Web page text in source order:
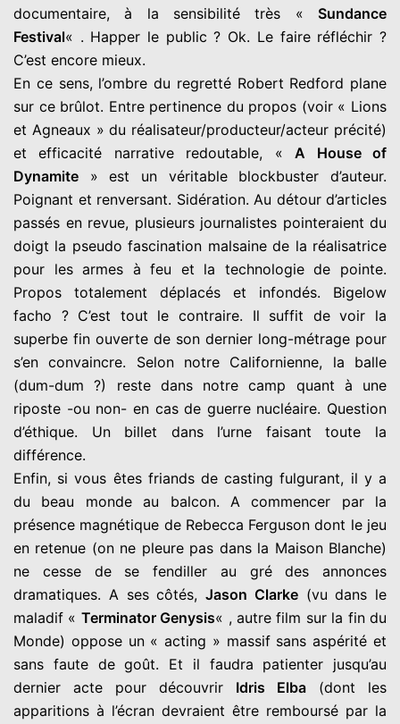
documentaire, à la sensibilité très « Sundance
Festival« . Happer le public ? Ok. Le faire réfléchir ?
C’est encore mieux.
En ce sens, l’ombre du regretté Robert Redford plane
sur ce brûlot. Entre pertinence du propos (voir « Lions
et Agneaux » du réalisateur/producteur/acteur précité)
et efficacité narrative redoutable, « A House of
Dynamite » est un véritable blockbuster d’auteur.
Poignant et renversant. Sidération. Au détour d’articles
passés en revue, plusieurs journalistes pointeraient du
doigt la pseudo fascination malsaine de la réalisatrice
pour les armes à feu et la technologie de pointe.
Propos totalement déplacés et infondés. Bigelow
facho ? C’est tout le contraire. Il suffit de voir la
superbe fin ouverte de son dernier long-métrage pour
s’en convaincre. Selon notre Californienne, la balle
(dum-dum ?) reste dans notre camp quant à une
riposte -ou non- en cas de guerre nucléaire. Question
d’éthique. Un billet dans l’urne faisant toute la
différence.
Enfin, si vous êtes friands de casting fulgurant, il y a
du beau monde au balcon. A commencer par la
présence magnétique de Rebecca Ferguson dont le jeu
en retenue (on ne pleure pas dans la Maison Blanche)
ne cesse de se fendiller au gré des annonces
dramatiques. A ses côtés, Jason Clarke(vu dans le
maladif « Terminator Genysis« , autre film sur la fin du
Monde) oppose un « acting » massif sans aspérité et
sans faute de goût. Et il faudra patienter jusqu’au
dernier acte pour découvrir Idris Elba (dont les
apparitions à l’écran devraient être remboursé par la